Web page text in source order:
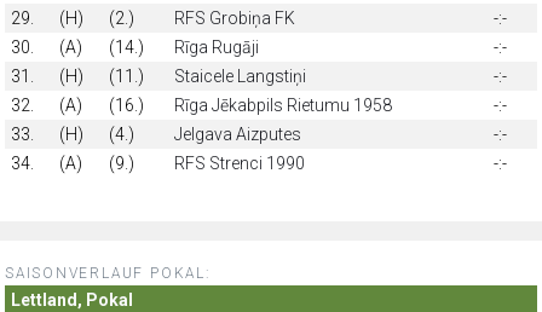
29.
(H) (2.) RFS Grobiņa FK
-:-
30.
(A) (14.) Rīga Rugāji
-:-
31.
(H) (11.) Staicele Langstiņi
-:-
32.
(A) (16.) Rīga Jēkabpils Rietumu 1958
-:-
33.
(H) (4.) Jelgava Aizputes
-:-
34.
(A) (9.) RFS Strenci 1990 -:-
SAISONVERLAUF POKAL:
Lettland, Pokal